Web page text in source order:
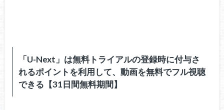
「U-Next」は無料トライアルの登録時に付与さ
れるポイントを利用して、動画を無料でフル視聴
できる【31日間無料期間】